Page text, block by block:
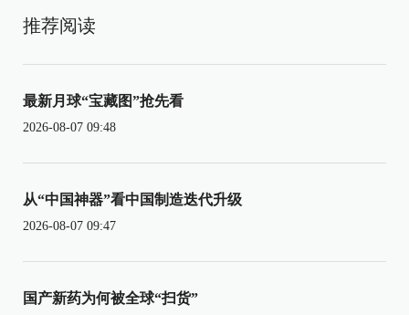
推荐阅读
最新月球“宝藏图”抢先看
2026-08-07 09:48
从“中国神器”看中国制造迭代升级
2026-08-07 09:47
国产新药为何被全球“扫货”